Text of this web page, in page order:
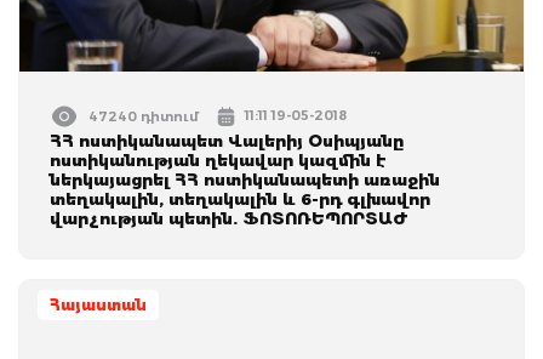
47240 դիտում 11:11 19-05-2018
ՀՀ ոստիկանապետ Վալերիյ Օսիպյանը
ոստիկանության ղեկավար կազմին է
ներկայացրել ՀՀ ոստիկանապետի առաջին
տեղակալին, տեղակալին և 6-րդ գլխավոր
վարչության պետին. ՖՈՏՈՌԵՊՈՐՏԱԺ
Հայաստան